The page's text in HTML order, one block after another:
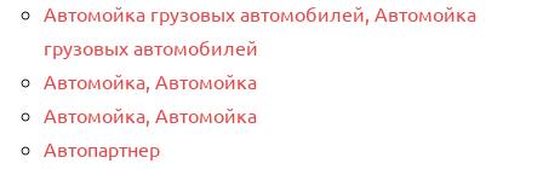
Автомойка грузовых автомобилей, Автомойка
грузовых автомобилей
Автомойка, Автомойка
Автомойка, Автомойка
Автопартнер